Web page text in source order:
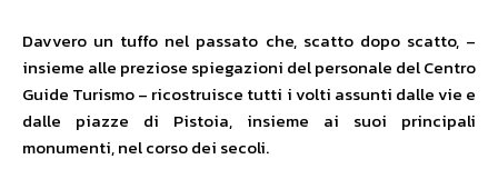
Davvero un tuffo nel passato che, scatto dopo scatto, –
insieme alle preziose spiegazioni del personale del Centro
Guide Turismo – ricostruisce tutti i volti assunti dalle vie e
dalle piazze di Pistoia, insieme ai suoi principali
monumenti, nel corso dei secoli.